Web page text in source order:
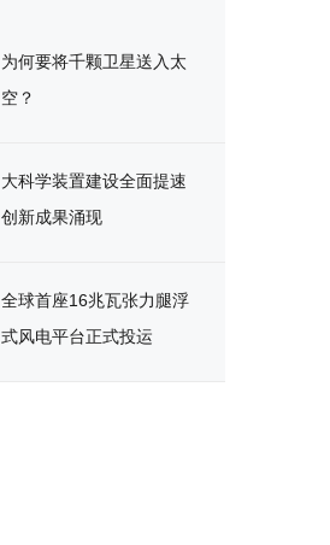
为何要将千颗卫星送入太
空？
大科学装置建设全面提速
创新成果涌现
全球首座16兆瓦张力腿浮
式风电平台正式投运